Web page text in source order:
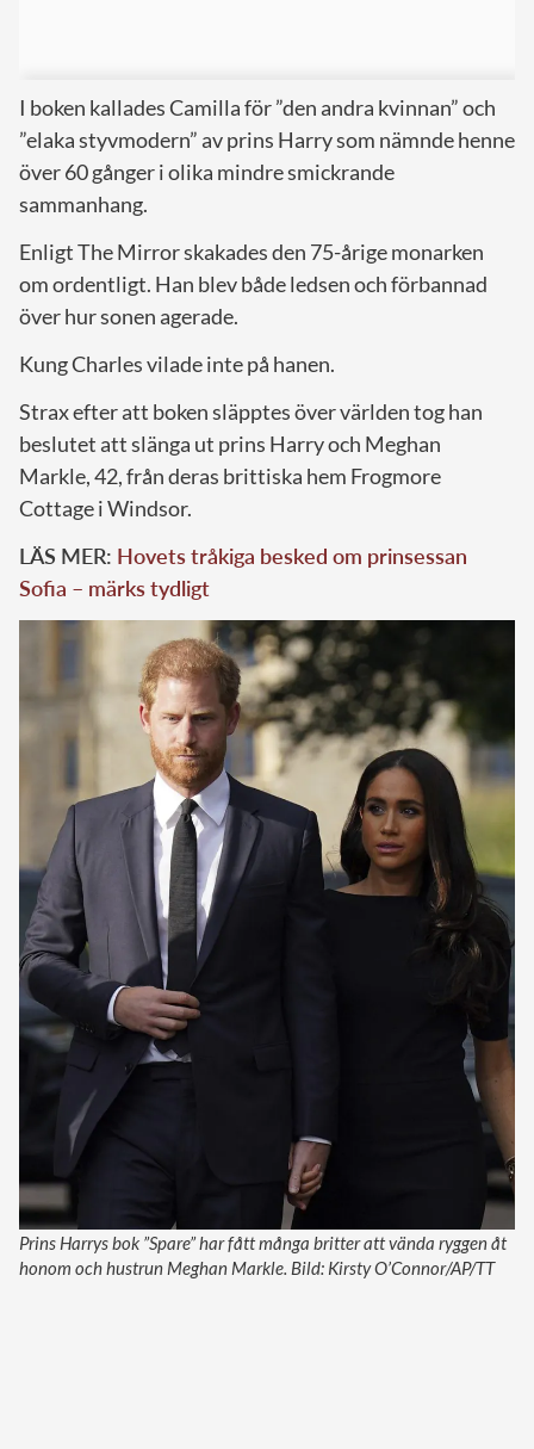
I boken kallades Camilla för ”den andra kvinnan” och
”elaka styvmodern” av prins Harry som nämnde henne
över 60 gånger i olika mindre smickrande
sammanhang.
Enligt The Mirror skakades den 75-årige monarken
om ordentligt. Han blev både ledsen och förbannad
över hur sonen agerade.
Kung Charles vilade inte på hanen.
Strax efter att boken släpptes över världen tog han
beslutet att slänga ut prins Harry och Meghan
Markle, 42, från deras brittiska hem Frogmore
Cottage i Windsor.
LÄS MER: Hovets tråkiga besked om prinsessan
Sofia – märks tydligt
Prins Harrys bok ”Spare” har fått många britter att vända ryggen åt
honom och hustrun Meghan Markle. Bild: Kirsty O’Connor/AP/TT